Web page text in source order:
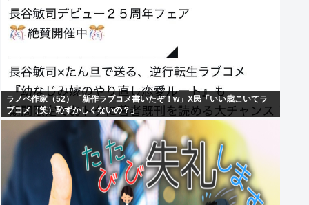
ラノベ作家（52）「新作ラブコメ書いたぞ！w」X民「いい歳こいてラ
ブコメ（笑）恥ずかしくないの？」